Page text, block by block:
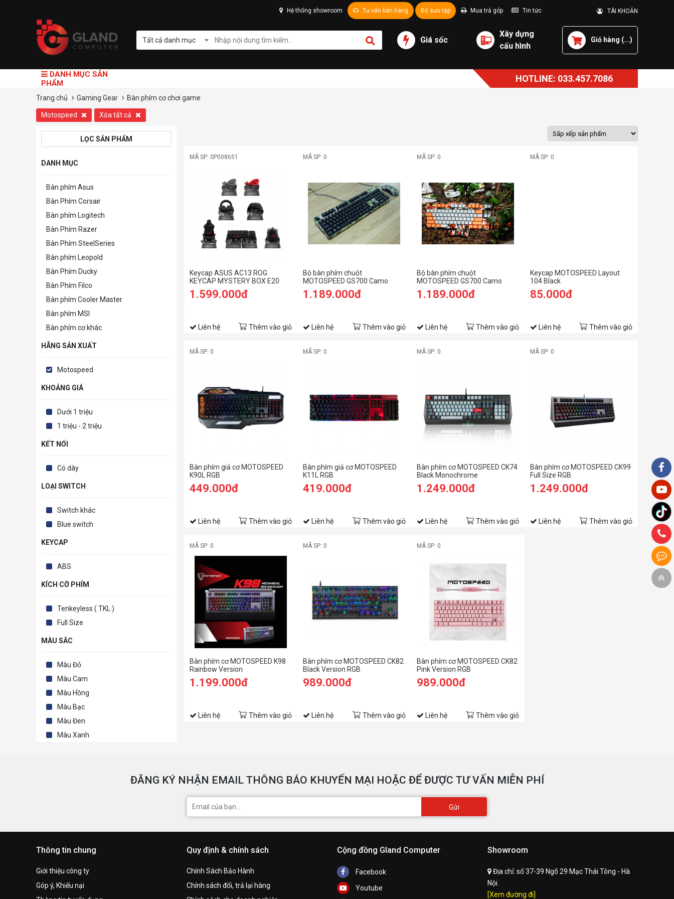
Hệ thống showroom Tư vấn bán hàng Bộ sưu tập Mua trả góp Tin tức TÀI KHOẢN
Tất cả danh mục Giá sốc
Xây dựng
cấu hình
Giỏ hàng (...)
DANH MỤC SẢN
PHẨM
HOTLINE: 033.457.7086
Trang chủ Gaming Gear Bàn phím cơ chơi game
Motospeed Xóa tất cả
LỌC SẢN PHẨM
DANH MỤC
Bàn phím Asus
Bàn Phím Corsair
Bàn phím Logitech
Bàn Phím Razer
Bàn Phím SteelSeries
Bàn phím Leopold
Bàn Phím Ducky
Bàn Phím Filco
Bàn phím Cooler Master
Bàn phím MSI
Bàn phím cơ khác
HÃNG SẢN XUẤT
Motospeed
KHOẢNG GIÁ
Dưới 1 triệu
1 triệu - 2 triệu
KẾT NỐI
Có dây
LOẠI SWITCH
Switch khác
Blue switch
KEYCAP
ABS
KÍCH CỠ PHÍM
Tenkeyless ( TKL )
Full Size
MÀU SẮC
Màu Đỏ
Màu Cam
Màu Hồng
Màu Bạc
Màu Đen
Màu Xanh
MÃ SP: SP008651
Keycap ASUS AC13 ROG
KEYCAP MYSTERY BOX E20
1.599.000đ
Liên hệ Thêm vào giỏ
MÃ SP: 0
Bộ bàn phím chuột
MOTOSPEED GS700 Camo
Green
1.189.000đ
Liên hệ Thêm vào giỏ
MÃ SP: 0
Bộ bàn phím chuột
MOTOSPEED GS700 Camo
Orange
1.189.000đ
Liên hệ Thêm vào giỏ
MÃ SP: 0
Keycap MOTOSPEED Layout
104 Black
85.000đ
Liên hệ Thêm vào giỏ
MÃ SP: 0
Bàn phím giả cơ MOTOSPEED
K90L RGB
449.000đ
Liên hệ Thêm vào giỏ
MÃ SP: 0
Bàn phím giả cơ MOTOSPEED
K11L RGB
419.000đ
Liên hệ Thêm vào giỏ
MÃ SP: 0
Bàn phím cơ MOTOSPEED CK74
Black Monochrome
1.249.000đ
Liên hệ Thêm vào giỏ
MÃ SP: 0
Bàn phím cơ MOTOSPEED CK99
Full Size RGB
1.249.000đ
Liên hệ Thêm vào giỏ
MÃ SP: 0
Bàn phím cơ MOTOSPEED K98
Rainbow Version
1.199.000đ
Liên hệ Thêm vào giỏ
MÃ SP: 0
Bàn phím cơ MOTOSPEED CK82
Black Version RGB
989.000đ
Liên hệ Thêm vào giỏ
MÃ SP: 0
Bàn phím cơ MOTOSPEED CK82
Pink Version RGB
989.000đ
Liên hệ Thêm vào giỏ
ĐĂNG KÝ NHẬN EMAIL THÔNG BÁO KHUYẾN MẠI HOẶC ĐỂ ĐƯỢC TƯ VẤN MIỄN PHÍ
Gửi
Thông tin chung
Giới thiệu công ty
Góp ý, Khiếu nại
Quy định & chính sách
Chính Sách Bảo Hành
Chính sách đổi, trả lại hàng
Cộng đồng Gland Computer
Facebook
Youtube
Showroom
Địa chỉ: số 37-39 Ngõ 29 Mạc Thái Tông - Hà
Nội.
[Xem đường đi]